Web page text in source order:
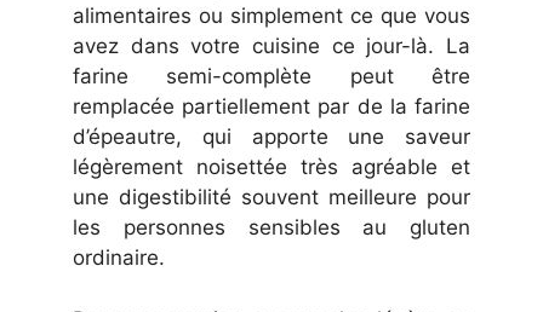
alimentaires ou simplement ce que vous
avez dans votre cuisine ce jour-là. La
farine semi-complète peut être
remplacée partiellement par de la farine
d’épeautre, qui apporte une saveur
légèrement noisettée très agréable et
une digestibilité souvent meilleure pour
les personnes sensibles au gluten
ordinaire.